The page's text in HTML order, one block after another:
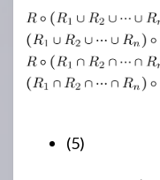
\circ
H
(H
\circ
F)
\circ
G
\cap
F
(G
\circ
F)
\cap
(5)